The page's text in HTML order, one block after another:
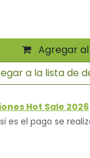
Agregar
a la lista de
Hot Sale 2026
es el pago se